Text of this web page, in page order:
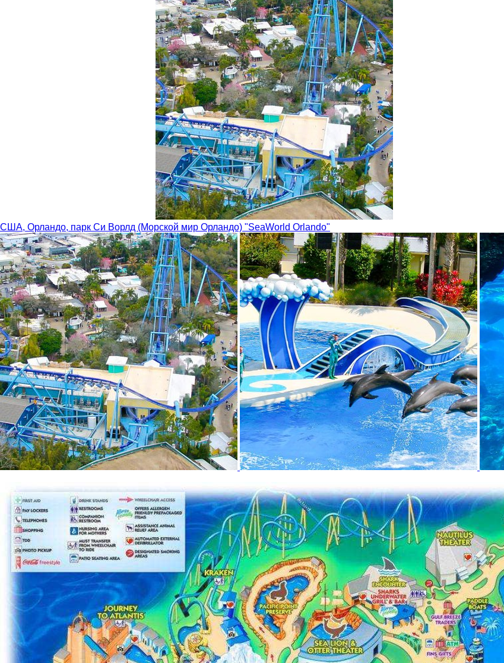
США, Орландо, парк Си Ворлд (Морской мир Орландо) "SeaWorld Orlando"